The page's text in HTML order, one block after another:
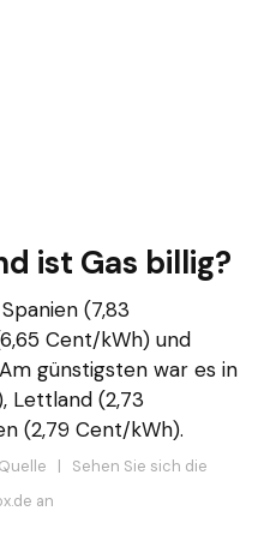
ist Gas billig?
(7,83
Cent/kWh) und
günstigsten war es in
Lettland (2,73
(2,79 Cent/kWh).
| Sehen Sie sich die
an